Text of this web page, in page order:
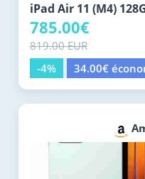
iPad Air 11 (M4)
785.00€
819.00 EUR
-4%
34.00€